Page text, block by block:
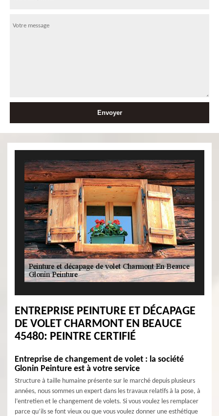
ENTREPRISE PEINTURE ET DÉCAPAGE
DE VOLET CHARMONT EN BEAUCE
45480: PEINTRE CERTIFIÉ
Entreprise de changement de volet : la société
Glonin Peinture est à votre service
Structure à taille humaine présente sur le marché depuis plusieurs
années, nous sommes un expert dans les travaux relatifs à la pose, à
l’entretien et le changement de volets. Si vous voulez les remplacer
parce qu’ils se font vieux ou que vous voulez donner une esthétique